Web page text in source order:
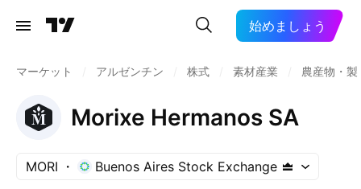
始めましょう
マーケット アルゼンチン 株式 素材産業 農産物・製
Morixe Hermanos SA
MORI Buenos Aires Stock Exchange